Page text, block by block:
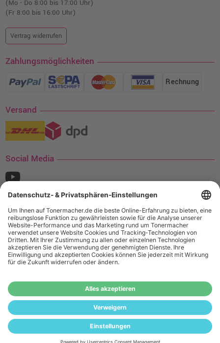
(Mo - Do 8:00 bis 17:00 Uhr)
(Fr 8:00 bis 16:00 Uhr)
Vertrag widerrufen
Zahlungsmöglichkeiten
Rechnung
Versand
Social Media
¹ Nur gültig für den Versand innerhalb Deutschlands. Befindet sich ein Warenwert
von mindestens 35€ (inkl. Mwst.) an Ampertec Artikeln in Ihrem Warenkorb, ist der
Versand für Sie kostenfrei.
Das Angebot von tonermacher.de richtet sich
nicht an Wiederverkäufer. Wenn Sie Wiederverkäufer sind,
registrieren Sie sich bitte in unserem Händler-Portal
www.tonerhersteller.de